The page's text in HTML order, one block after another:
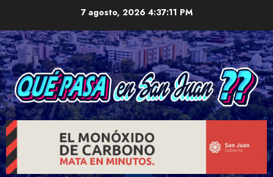
content
7 agosto, 2026 4:37:12 PM